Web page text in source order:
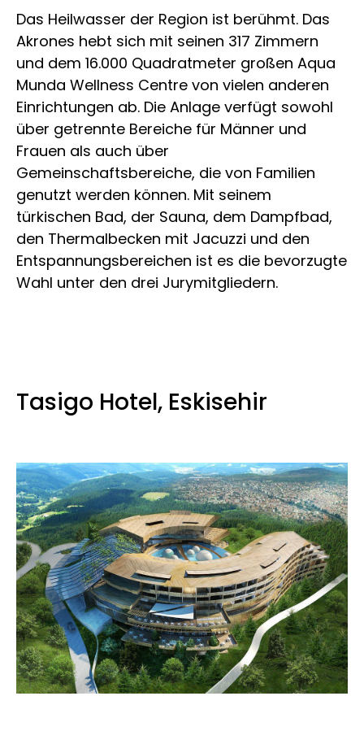
Das Heilwasser der Region ist berühmt. Das
Akrones hebt sich mit seinen 317 Zimmern
und dem 16.000 Quadratmeter großen Aqua
Munda Wellness Centre von vielen anderen
Einrichtungen ab. Die Anlage verfügt sowohl
über getrennte Bereiche für Männer und
Frauen als auch über
Gemeinschaftsbereiche, die von Familien
genutzt werden können. Mit seinem
türkischen Bad, der Sauna, dem Dampfbad,
den Thermalbecken mit Jacuzzi und den
Entspannungsbereichen ist es die bevorzugte
Wahl unter den drei Jurymitgliedern.
Tasigo Hotel, Eskisehir